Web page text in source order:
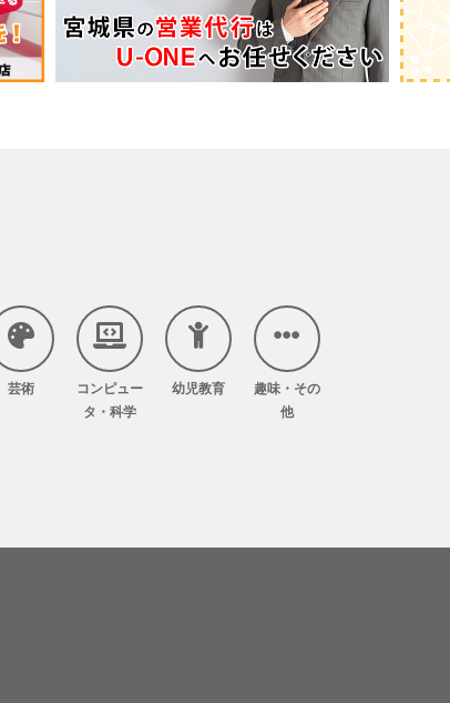
芸術
コンピュー
タ・科学
幼児教育
趣味・その
他